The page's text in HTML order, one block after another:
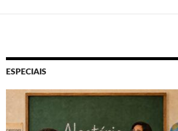
ESPECIAIS